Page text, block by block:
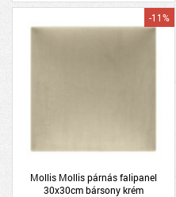
Mollis Mollis párnás falipanel
30x30cm bársony krém
-11%